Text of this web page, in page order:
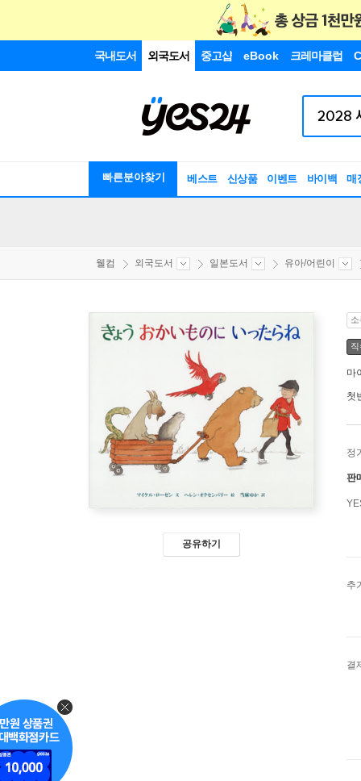
국내도서 외국도서 중고샵 eBook 크레마클럽
빠른분야찾기 베스트 신상품 이벤트 바이백 매
웰컴 외국도서 일본도서 유아/어린이
공유하기
마
첫
정
판
추
결